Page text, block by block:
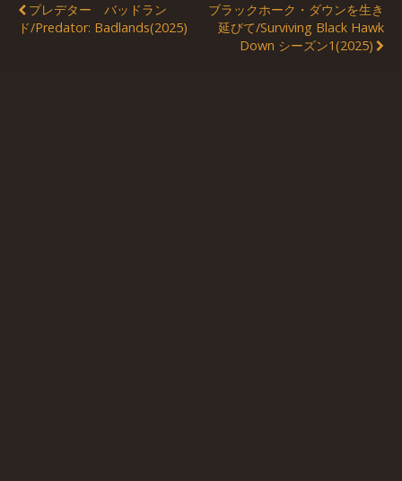
プレデター バッドラン
ド/Predator: Badlands(2025)
ブラックホーク・ダウンを生き
延びて/Surviving Black Hawk
Down シーズン1(2025)